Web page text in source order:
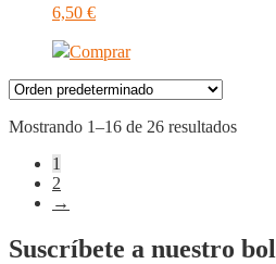
6,50 €
Comprar
Mostrando 1–16 de 26 resultados
1
2
→
Suscríbete a nuestro